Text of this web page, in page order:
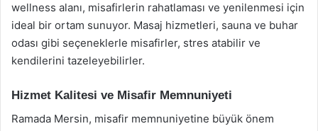
wellness alanı, misafirlerin rahatlaması ve yenilenmesi için
ideal bir ortam sunuyor. Masaj hizmetleri, sauna ve buhar
odası gibi seçeneklerle misafirler, stres atabilir ve
kendilerini tazeleyebilirler.
Hizmet Kalitesi ve Misafir Memnuniyeti
Ramada Mersin, misafir memnuniyetine büyük önem